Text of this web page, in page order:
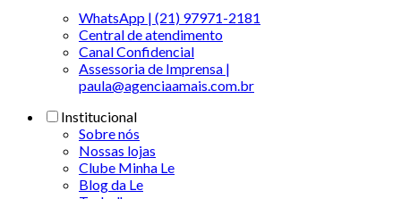
WhatsApp | (21) 97971-2181
Central de atendimento
Canal Confidencial
Assessoria de Imprensa |
paula@agenciaamais.com.br
Institucional
Sobre nós
Nossas lojas
Clube Minha Le
Blog da Le